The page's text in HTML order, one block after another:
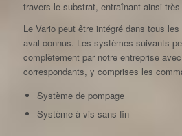
travers le substrat, entraînant ainsi
Le Vario peut être intégré dans tous
aval connus. Les systèmes suivants
complètement par notre entreprise
correspondants, y comprises les
Système de pompage
Système à vis sans fin